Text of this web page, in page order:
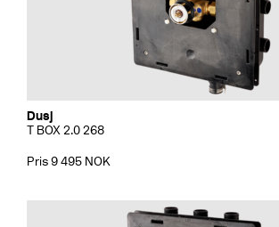
Dusj
T BOX 2.0 268
Pris 9 495 NOK